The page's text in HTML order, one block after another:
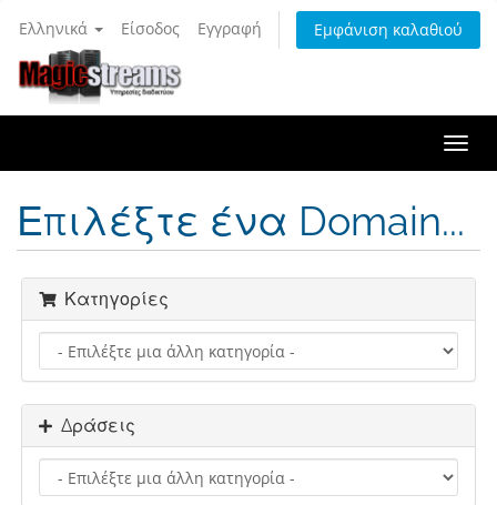
Ελληνικά Είσοδος Εγγραφή Εμφάνιση καλαθιού
Επιλέξτε ένα Domain...
Κατηγορίες
Δράσεις